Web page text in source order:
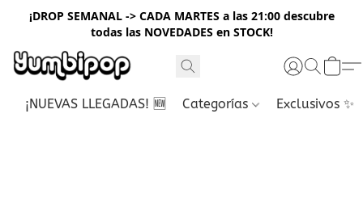
¡DROP SEMANAL -> CADA MARTES a las 21:00 descubre
todas las NOVEDADES en STOCK!
¡NUEVAS LLEGADAS! 🆕 Categorías Exclusivos ✨